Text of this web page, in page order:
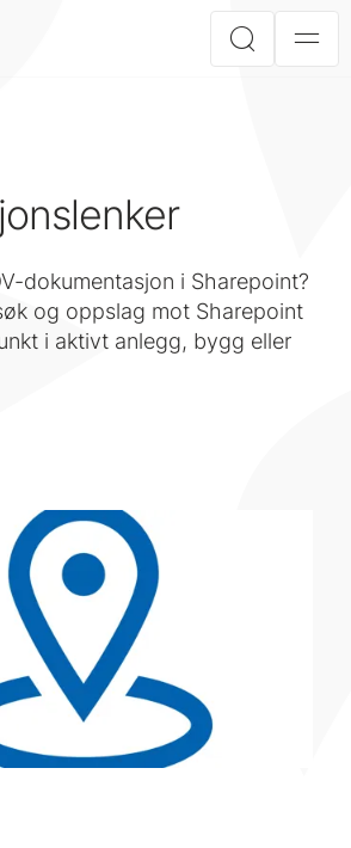
dokumentasjon i Sharepoint?
og oppslag mot Sharepoint
i aktivt anlegg, bygg eller